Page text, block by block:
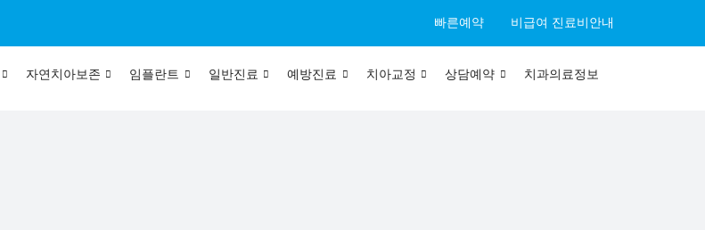
빠른예약 비급여 진료비안내
자연치아보존 임플란트 일반진료 예방진료 치아교정 상담예약 치과의료정보